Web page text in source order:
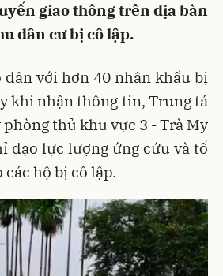
giao thông trên địa bàn
dân cư bị cô lập.
với hơn 40 nhân khẩu bị
khi nhận thông tin, Trung tá
thủ khu vực 3 - Trà My
đạo lực lượng ứng cứu và tổ
hộ bị cô lập.